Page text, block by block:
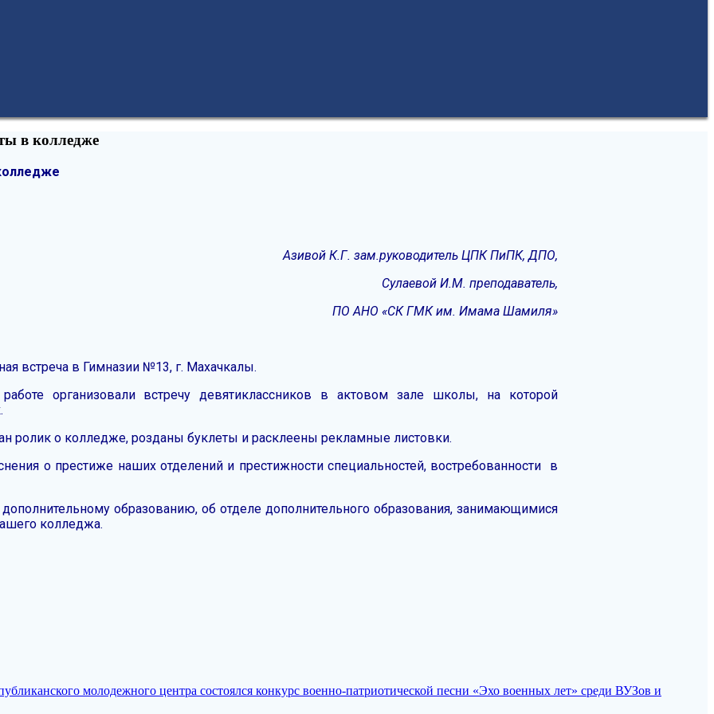
в колледже
Азивой К.Г. зам.руководитель ЦПК ПиПК, ДПО,
Сулаевой И.М. преподаватель,
ПО АНО «СК ГМК им. Имама Шамиля»
встреча в Гимназии №13, г. Махачкалы.
организовали встречу девятиклассников в актовом зале школы, на которой
ролик о колледже, розданы буклеты и расклеены рекламные листовки.
о престиже наших отделений и престижности специальностей, востребованности в
образованию, об отделе дополнительного образования, занимающимися
колледжа.
молодежного центра состоялся конкурс военно-патриотической песни «Эхо военных лет» среди ВУЗов и